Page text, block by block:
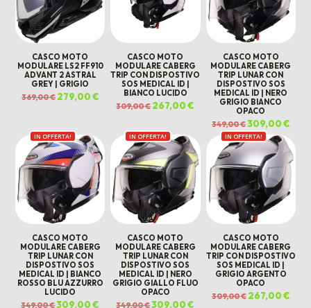
CASCO MOTO
MODULARE LS2 FF910
ADVANT 2 ASTRAL
GREY | GRIGIO
369,00€ Il
prezzo
279,00€Il
prezzo
attuale
CASCO MOTO
MODULARE CABERG
TRIP CON DISPOSTIVO
SOS MEDICAL ID |
BIANCO LUCIDO
309,00€Il
prezzo
309,00 €.
267,00€
267,00 €.
CASCO MOTO
MODULARE CABERG
TRIP LUNAR CON
DISPOSTIVO SOS
MEDICAL ID | NERO
GRIGIO BIANCO
OPACO
349,00€ Il
prezzo
originale
era:
349,00 €.
309,00€Il
è:
IN OFFERTA!
CASCO MOTO
MODULARE CABERG
TRIP LUNAR CON
DISPOSTIVO SOS
MEDICAL ID | BIANCO
ROSSO BLU AZZURRO
LUCIDO
349,00€Il
309,00€
IN OFFERTA!
CASCO MOTO
MODULARE CABERG
TRIP LUNAR CON
DISPOSTIVO SOS
MEDICAL ID | NERO
GRIGIO GIALLO FLUO
OPACO
349,00€Il
309,00€
IN OFFERTA!
CASCO MOTO
MODULARE CABERG
TRIP CON DISPOSTIVO
SOS MEDICAL ID |
GRIGIO ARGENTO
OPACO
309,00€ Il
prezzo
267,00€Il